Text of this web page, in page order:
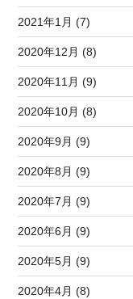
2021年1月 (7)
2020年12月 (8)
2020年11月 (9)
2020年10月 (8)
2020年9月 (9)
2020年8月 (9)
2020年7月 (9)
2020年6月 (9)
2020年5月 (9)
2020年4月 (8)